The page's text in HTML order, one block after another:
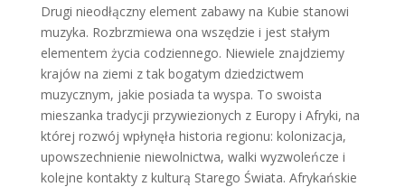
Drugi nieodłączny element zabawy na Kubie stanowi
muzyka. Rozbrzmiewa ona wszędzie i jest stałym
elementem życia codziennego. Niewiele znajdziemy
krajów na ziemi z tak bogatym dziedzictwem
muzycznym, jakie posiada ta wyspa. To swoista
mieszanka tradycji przywiezionych z Europy i Afryki, na
której rozwój wpłynęła historia regionu: kolonizacja,
upowszechnienie niewolnictwa, walki wyzwoleńcze i
kolejne kontakty z kulturą Starego Świata. Afrykańskie